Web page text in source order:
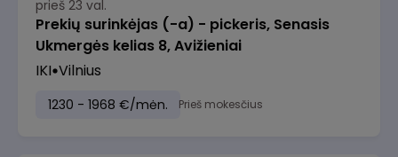
prieš 23 val.
Prekių surinkėjas (-a) - pickeris, Senasis
Ukmergės kelias 8, Avižieniai
IKI Vilnius
1230 - 1968 €/mėn. Prieš mokesčius